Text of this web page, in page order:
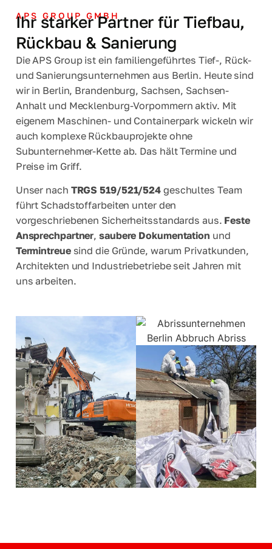
APS GROUP GMBH
Ihr starker Partner für Tiefbau,
Rückbau & Sanierung
Die APS Group ist ein familiengeführtes Tief-, Rück-
und Sanierungsunternehmen aus Berlin. Heute sind
wir in Berlin, Brandenburg, Sachsen, Sachsen-
Anhalt und Mecklenburg-Vorpommern aktiv. Mit
eigenem Maschinen- und Containerpark wickeln wir
auch komplexe Rückbauprojekte ohne
Subunternehmer-Kette ab. Das hält Termine und
Preise im Griff.
Unser nach TRGS 519/521/524 geschultes Team
führt Schadstoffarbeiten unter den
vorgeschriebenen Sicherheitsstandards aus. Feste
Ansprechpartner,saubere Dokumentation und
Termintreuesind die Gründe, warum Privatkunden,
Architekten und Industriebetriebe seit Jahren mit
uns arbeiten.